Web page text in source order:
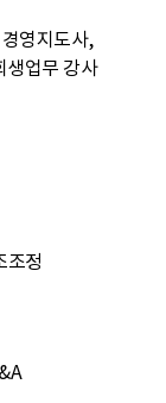
영지도사,
생업무 강사
조정